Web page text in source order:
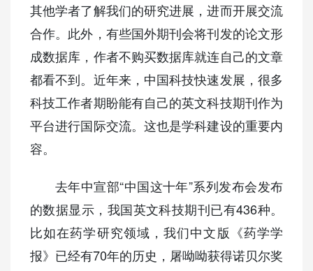
其他学者了解我们的研究进展，进而开展交流
合作。此外，有些国外期刊会将刊发的论文形
成数据库，作者不购买数据库就连自己的文章
都看不到。近年来，中国科技快速发展，很多
科技工作者期盼能有自己的英文科技期刊作为
平台进行国际交流。这也是学科建设的重要内
容。
去年中宣部“中国这十年”系列发布会发布
的数据显示，我国英文科技期刊已有436种。
比如在药学研究领域，我们中文版《药学学
报》已经有70年的历史，屠呦呦获得诺贝尔奖